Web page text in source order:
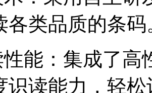
各类品质的条码
能：集成了
识读能力，轻